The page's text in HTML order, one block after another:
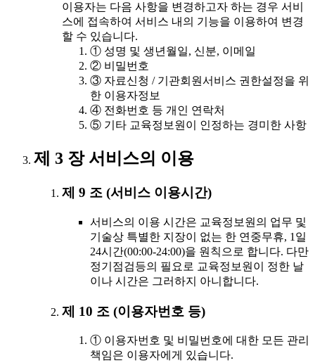
이용자는 다음 사항을 변경하고자 하는 경우 서비
스에 접속하여 서비스 내의 기능을 이용하여 변경
할 수 있습니다.
① 성명 및 생년월일, 신분, 이메일
② 비밀번호
③ 자료신청 / 기관회원서비스 권한설정을 위
한 이용자정보
④ 전화번호 등 개인 연락처
⑤ 기타 교육정보원이 인정하는 경미한 사항
제 3 장 서비스의 이용
제 9 조 (서비스 이용시간)
서비스의 이용 시간은 교육정보원의 업무 및
기술상 특별한 지장이 없는 한 연중무휴, 1일
24시간(00:00-24:00)을 원칙으로 합니다. 다만
정기점검등의 필요로 교육정보원이 정한 날
이나 시간은 그러하지 아니합니다.
제 10 조 (이용자번호 등)
① 이용자번호 및 비밀번호에 대한 모든 관리
책임은 이용자에게 있습니다.